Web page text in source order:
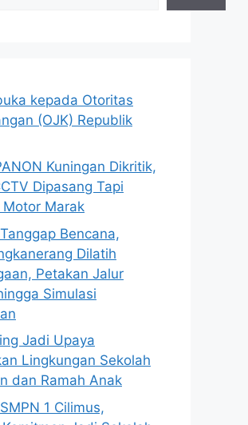
kepada Otoritas
(OJK) Republik
Kuningan Dikritik,
Dipasang Tapi
Motor Marak
Bencana,
Dilatih
Petakan Jalur
Simulasi
Jadi Upaya
Lingkungan Sekolah
dan Ramah Anak
1 Cilimus,